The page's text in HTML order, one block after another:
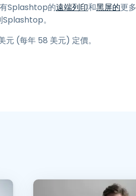
Splashtop的遠端列印和黑屏的更多
。
(每年 58 美元) 定價。